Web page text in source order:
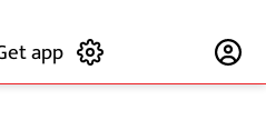
app